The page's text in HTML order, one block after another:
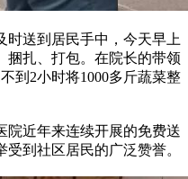
送到居民手中，今天早上
捆扎、打包。在院长的带领
到2小时将1000多斤蔬菜整
近年来连续开展的免费送
到社区居民的广泛赞誉。